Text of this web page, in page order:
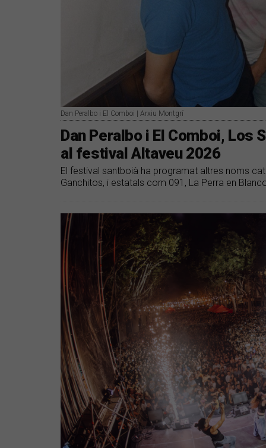
Dan Peralbo i El Comboi | Arxiu Montgrí
Dan Peralbo i El Comboi, Los
al festival Altaveu 2026
El festival santboià ha programat altres noms
Ganchitos, i estatals com 091, La Perra en